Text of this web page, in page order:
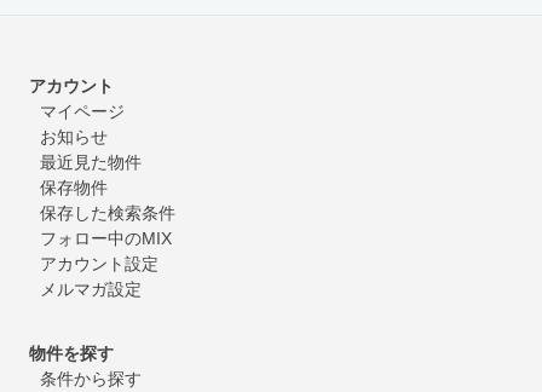
アカウント
マイページ
お知らせ
最近見た物件
保存物件
保存した検索条件
フォロー中のMIX
アカウント設定
メルマガ設定
物件を探す
条件から探す